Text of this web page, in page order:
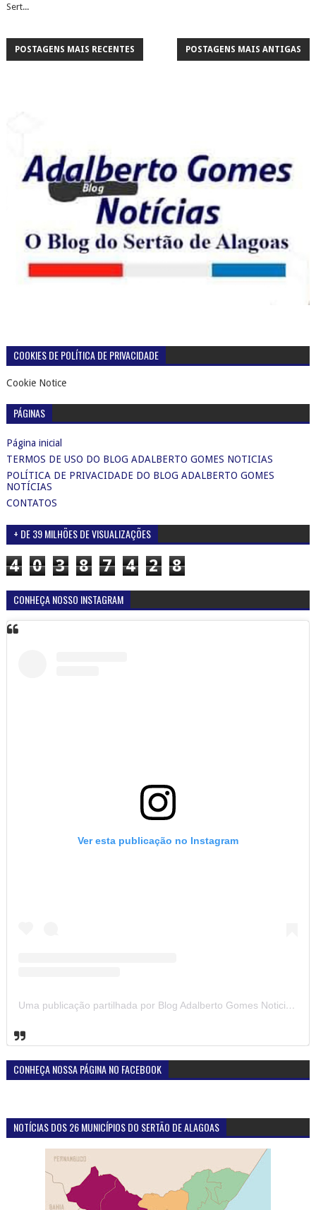
Sert...
POSTAGENS MAIS RECENTES POSTAGENS MAIS ANTIGAS
COOKIES DE POLÍTICA DE PRIVACIDADE
Cookie Notice
PÁGINAS
Página inicial
TERMOS DE USO DO BLOG ADALBERTO GOMES NOTICIAS
POLÍTICA DE PRIVACIDADE DO BLOG ADALBERTO GOMES
NOTÍCIAS
CONTATOS
+ DE 39 MILHÕES DE VISUALIZAÇÕES
4 0 3 8 7 4 2 8
CONHEÇA NOSSO INSTAGRAM
Ver esta publicação no Instagram
Uma publicação partilhada por Blog Adalberto Gomes Noticias (@blogadalbertogomesnoticiass)
CONHEÇA NOSSA PÁGINA NO FACEBOOK
NOTÍCIAS DOS 26 MUNICÍPIOS DO SERTÃO DE ALAGOAS